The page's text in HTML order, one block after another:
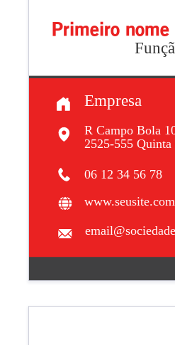
Primeiro nome
Empresa
R Campo Bola
2525-555 Quinta
06 12 34 56 78
www.seusite.com